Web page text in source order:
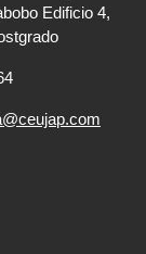
Edificio 4,